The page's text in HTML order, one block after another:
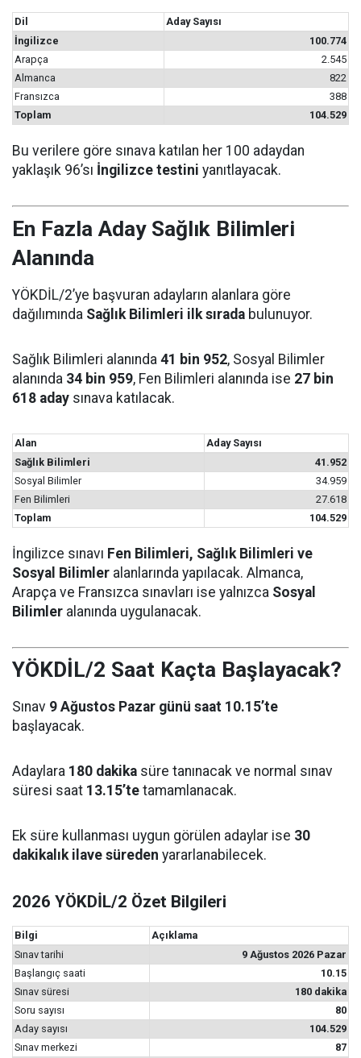
Dil
Aday Sayısı
İngilizce
100.774
Arapça
2.545
Almanca
822
Fransızca
388
Toplam
104.529
Bu verilere göre sınava katılan her 100 adaydan
yaklaşık 96’sı İngilizce testini yanıtlayacak.
En Fazla Aday Sağlık Bilimleri
Alanında
YÖKDİL/2’ye başvuran adayların alanlara göre
dağılımında Sağlık Bilimleri ilk sırada bulunuyor.
Sağlık Bilimleri alanında 41 bin 952, Sosyal Bilimler
alanında 34 bin 959, Fen Bilimleri alanında ise 27 bin
618 aday sınava katılacak.
Alan
Aday Sayısı
Sağlık Bilimleri
41.952
Sosyal Bilimler
34.959
Fen Bilimleri
27.618
Toplam
104.529
İngilizce sınavı Fen Bilimleri, Sağlık Bilimleri ve
Sosyal Bilimler alanlarında yapılacak. Almanca,
Arapça ve Fransızca sınavları ise yalnızca Sosyal
Bilimler alanında uygulanacak.
YÖKDİL/2 Saat Kaçta Başlayacak?
Sınav 9 Ağustos Pazar günü saat 10.15’te
başlayacak.
Adaylara 180 dakika süre tanınacak ve normal sınav
süresi saat 13.15’te tamamlanacak.
Ek süre kullanması uygun görülen adaylar ise 30
dakikalık ilave süreden yararlanabilecek.
2026 YÖKDİL/2 Özet Bilgileri
Bilgi
Açıklama
Sınav tarihi
9 Ağustos 2026 Pazar
Başlangıç saati
10.15
Sınav süresi
180 dakika
Soru sayısı
80
Aday sayısı
104.529
Sınav merkezi
87